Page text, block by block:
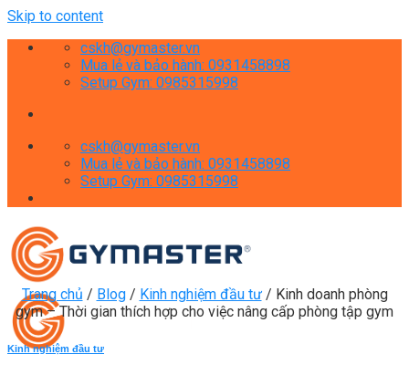
Skip to content
cskh@gymaster.vn
Mua lẻ và bảo hành: 0931458898
Setup Gym: 0985315998
cskh@gymaster.vn
Mua lẻ và bảo hành: 0931458898
Setup Gym: 0985315998
Trang chủ / Blog / Kinh nghiệm đầu tư / Kinh doanh phòng
gym – Thời gian thích hợp cho việc nâng cấp phòng tập gym
Kinh nghiệm đầu tư